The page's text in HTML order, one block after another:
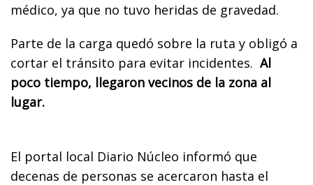
médico, ya que no tuvo heridas de gravedad.
Parte de la carga quedó sobre la ruta y obligó a
cortar el tránsito para evitar incidentes. Al
poco tiempo, llegaron vecinos de la zona al
lugar.
El portal local Diario Núcleo informó que
decenas de personas se acercaron hasta el